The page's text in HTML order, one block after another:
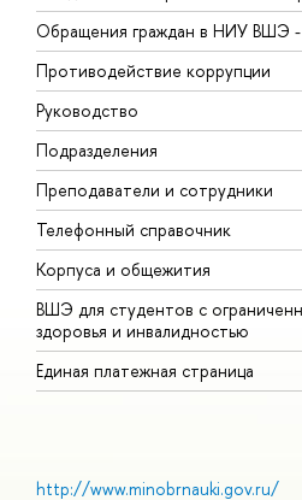
Обращения граждан в НИУ ВШЭ
Противодействие коррупции
Руководство
Подразделения
Преподаватели и сотрудники
Телефонный справочник
Корпуса и общежития
ВШЭ для студентов с
здоровья и инвалидностью
Единая платежная страница
http://www.minobrnauki.gov.ru/